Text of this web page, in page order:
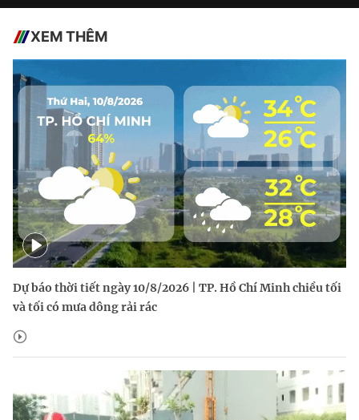
XEM THÊM
Dự báo thời tiết ngày 10/8/2026 | TP. Hồ Chí Minh chiều tối
và tối có mưa dông rải rác